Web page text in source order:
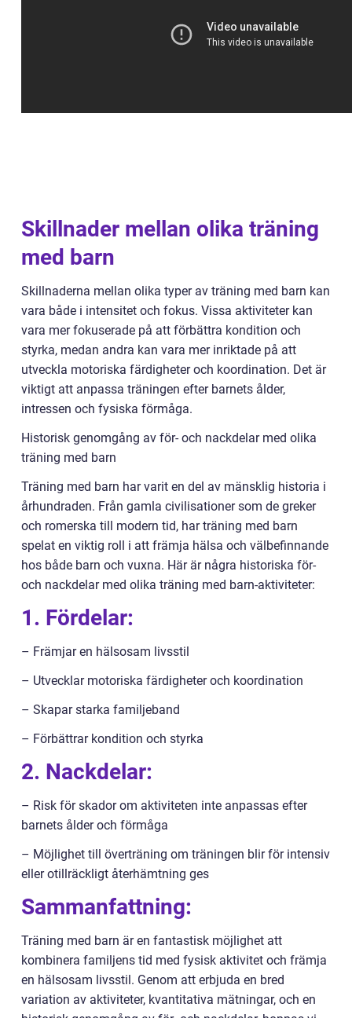
Skillnader mellan olika träning
med barn
Skillnaderna mellan olika typer av träning med barn kan
vara både i intensitet och fokus. Vissa aktiviteter kan
vara mer fokuserade på att förbättra kondition och
styrka, medan andra kan vara mer inriktade på att
utveckla motoriska färdigheter och koordination. Det är
viktigt att anpassa träningen efter barnets ålder,
intressen och fysiska förmåga.
Historisk genomgång av för- och nackdelar med olika
träning med barn
Träning med barn har varit en del av mänsklig historia i
århundraden. Från gamla civilisationer som de greker
och romerska till modern tid, har träning med barn
spelat en viktig roll i att främja hälsa och välbefinnande
hos både barn och vuxna. Här är några historiska för-
och nackdelar med olika träning med barn-aktiviteter:
1. Fördelar:
– Främjar en hälsosam livsstil
– Utvecklar motoriska färdigheter och koordination
– Skapar starka familjeband
– Förbättrar kondition och styrka
2. Nackdelar:
– Risk för skador om aktiviteten inte anpassas efter
barnets ålder och förmåga
– Möjlighet till överträning om träningen blir för intensiv
eller otillräckligt återhämtning ges
Sammanfattning:
Träning med barn är en fantastisk möjlighet att
kombinera familjens tid med fysisk aktivitet och främja
en hälsosam livsstil. Genom att erbjuda en bred
variation av aktiviteter, kvantitativa mätningar, och en